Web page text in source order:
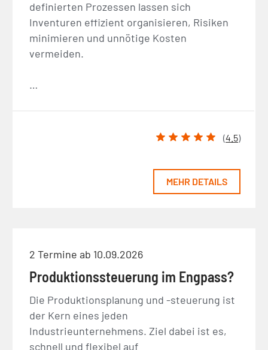
definierten Prozessen lassen sich
Inventuren effizient organisieren, Risiken
minimieren und unnötige Kosten
vermeiden.
…
(4.5)
MEHR DETAILS
2 Termine ab 10.09.2026
Produktionssteuerung im Engpass?
Die Produktionsplanung und -steuerung ist
der Kern eines jeden
Industrieunternehmens. Ziel dabei ist es,
schnell und flexibel auf